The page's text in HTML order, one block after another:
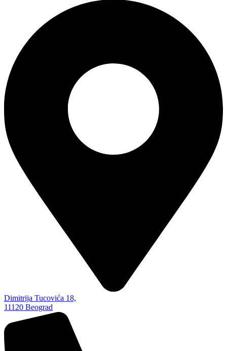
Dimitrija Tucovića 18,
11120 Beograd